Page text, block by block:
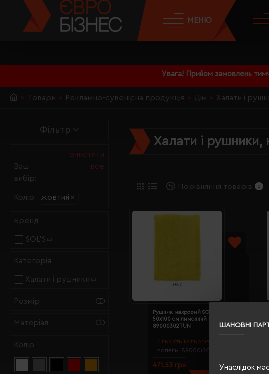
ШАНОВНІ
Унаслідок
Увага! Прийом замовлень
МЕНЮ
Товари Рекламно-сувенірна продукція Дім Халати і
Фільтр
Ваш
вибір:
очистити
все
Колір жовтий ×
Бренд
SOL’S (4)
Категорія
Халати і рушники (4)
Розмір
Матеріал
Колір
Халати і рушники,
Порівняння товарів 0
Кількість кольорів:
Модель: 89000(SOL’S)
Рушник махровий SOL'S Island
50х100 см лимонний -
89000302TUN
471.53 грн